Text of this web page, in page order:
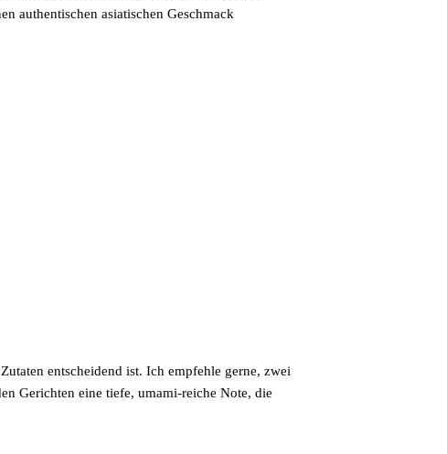
authentischen asiatischen Geschmack
entscheidend ist. Ich empfehle gerne, zwei
Gerichten eine tiefe, umami-reiche Note, die